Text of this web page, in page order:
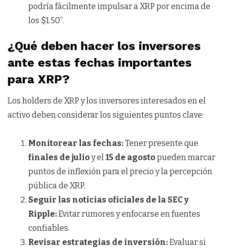
podría fácilmente impulsar a XRP por encima de
los $1.50”.
¿Qué deben hacer los inversores
ante estas fechas importantes
para XRP?
Los holders de XRP y los inversores interesados en el
activo deben considerar los siguientes puntos clave:
Monitorear las fechas:Tener presente que
finales de julioy el15 de agostopueden marcar
puntos de inflexión para el precio y la percepción
pública de XRP.
Seguir las noticias oficiales de la SEC y
Ripple:Evitar rumores y enfocarse en fuentes
confiables.
Revisar estrategias de inversión:Evaluar si